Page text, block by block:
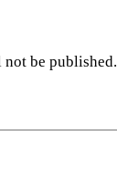
be published.